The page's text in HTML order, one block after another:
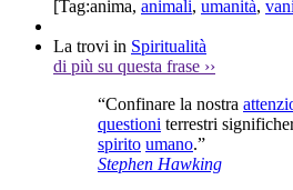
[Tag:anima, animali, umanità,
La trovi in Spiritualità
di più su questa frase ››
“Confinare la nostra
questioni terrestri
spirito umano.”
Stephen Hawking